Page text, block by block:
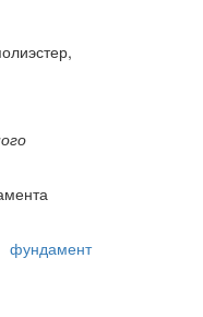
Метки:
фундамент